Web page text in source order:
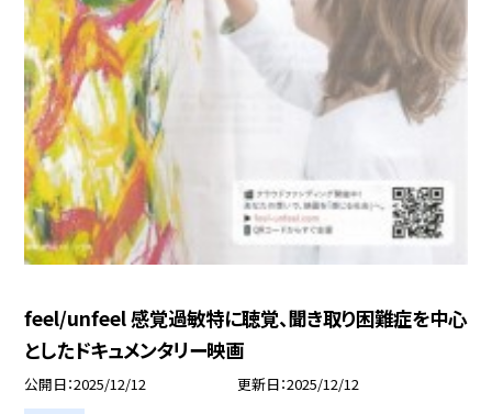
feel/unfeel 感覚過敏特に聴覚、聞き取り困難症を中心
としたドキュメンタリー映画
公開日 2025/12/12 更新日 2025/12/12